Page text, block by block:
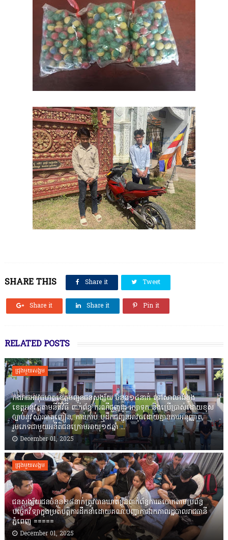
SHARE THIS Share it Tweet
Share it Share it Pin it
RELATED POSTS
ជ្រុងមួយសង្គម
កងរាជឣាវុធហត្ថខេត្តបញ្ជូនជនសង្ស័យ ចំនួន១៤នាក់ ទៅសាលាដំបូង
ខេត្តឣនុវត្តតាមនីតិវិធី ពាក់ព័ន្ធ ករណីជួញដូរ រក្សាទុក និងប្រើប្រាស់ដោយខុស
ច្បាប់នូវសារធាតុញៀន, កាន់កាប់ ឬដឹកជញ្ជូនអាវុធដោយគ្មានការអនុញ្ញាត,
រួមភេទជាមួយអនីតិជនក្រោមអាយុ១៥ឆ្នាំ ...
December 01, 2025
ជ្រុងមួយសង្គម
ជនសង្ស័យជនចំនួន២៨នាក់ត្រូវបានឃាត់ខ្លួនពាក់ព័ន្ធការឆបោកតាមប្រព័ន្ធ
បច្ចេកវិទ្យាក្នុងប្រតិបត្តិការដឹកនាំដោយគណៈបញ្ជាការឯកភាពរដ្ឋបាលរាជធានី
ភ្នំពេញ ‎=====
December 01, 2025